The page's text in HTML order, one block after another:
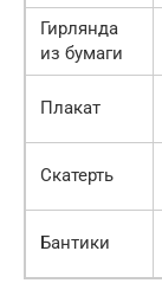
Гирлянда
из бумаги
Плакат
Скатерть
Бантики